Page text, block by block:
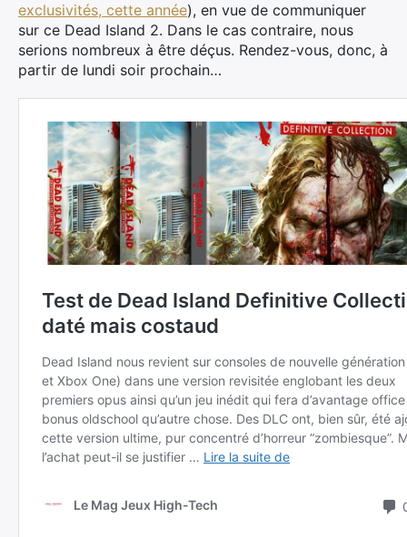
exclusivités, cette année), en vue de communiquer
sur ce Dead Island 2. Dans le cas contraire, nous
serions nombreux à être déçus. Rendez-vous, donc, à
partir de lundi soir prochain…